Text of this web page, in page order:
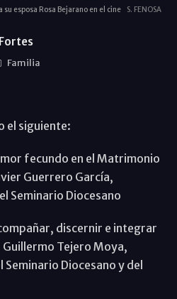
su esposa Rosa Bejarano en el cine S. FENOSA
Familia
el siguiente:
fecundo en el Matrimonio
Guerrero García,
Seminario Diocesano
discernir e integrar
Tejero Moya,
Diocesano y del